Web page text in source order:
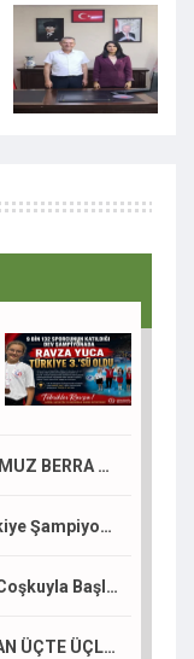
ÇERKEZKÖYLÜ MİLLİ SPORCUMUZ BERRA BEKÇİ AVRUPA 3.'SÜ OLDU
MT Han Spor Kulübü'nden Türkiye Şampiyonası'nda Büyük Başarı
Çerkezköy’de Yaz Spor Okulu Coşkuyla Başladı: 2 Bin Öğrenci Sporla Buluşuyor
MİLLİ RAKET BÜŞRA NAZAR'DAN ÜÇTE ÜÇLÜK ZAFER